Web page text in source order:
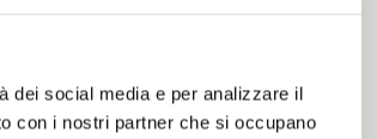
dei social media e per analizzare il
con i nostri partner che si occupano